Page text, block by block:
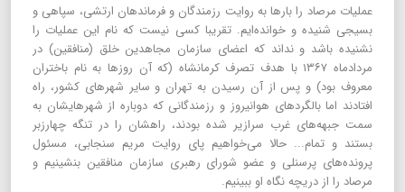
عملیات مرصاد را بارها به روایت رزمندگان و فرماندهان ارتشی، سپاهی و
بسیجی شنیده و خوانده‌ایم. تقریبا کسی نیست که نام این عملیات را
نشنیده باشد و نداند که اعضای سازمان مجاهدین خلق (منافقین) در
مردادماه ۱۳۶۷ با هدف تصرف کرمانشاه (که آن روزها به نام باختران
معروف بود) و پس از آن رسیدن به تهران و سایر شهرهای کشور، راه
افتادند اما بالگردهای هوانیروز و رزمندگانی که دوباره از شهرهایشان به
سمت جبهه‌های غرب سرازیر شده بودند، راهشان را در تنگه چهارزبر
بستند و تمام... حالا می‌خواهیم پای روایت مریم سنجابی، مسئول
پرونده‌های پرسنلی و عضو شورای رهبری سازمان منافقین بنشینیم و
مرصاد را از دریچه نگاه او ببینیم.